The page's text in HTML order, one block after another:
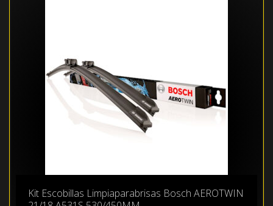
Kit Escobillas Limpiaparabrisas Bosch AEROTWIN